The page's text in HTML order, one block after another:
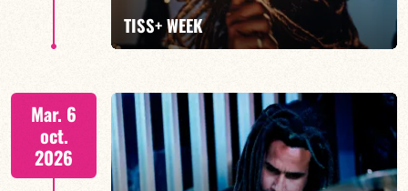
EN SAVOIR PLUS
TISS+ WEEK
Tiss Rodriguez batterie/lead
Mar. 6
oct.
2026